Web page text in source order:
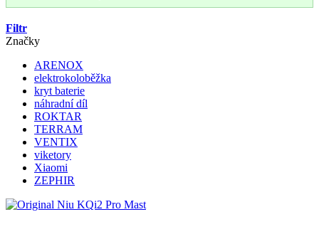
Filtr
Značky
ARENOX
elektrokoloběžka
kryt baterie
náhradní díl
ROKTAR
TERRAM
VENTIX
viketory
Xiaomi
ZEPHIR